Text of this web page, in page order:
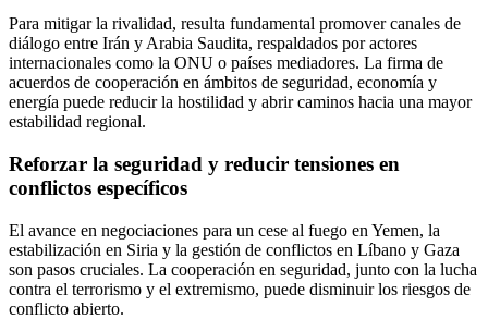
Para mitigar la rivalidad, resulta fundamental promover canales de
diálogo entre Irán y Arabia Saudita, respaldados por actores
internacionales como la ONU o países mediadores. La firma de
acuerdos de cooperación en ámbitos de seguridad, economía y
energía puede reducir la hostilidad y abrir caminos hacia una mayor
estabilidad regional.
Reforzar la seguridad y reducir tensiones en
conflictos específicos
El avance en negociaciones para un cese al fuego en Yemen, la
estabilización en Siria y la gestión de conflictos en Líbano y Gaza
son pasos cruciales. La cooperación en seguridad, junto con la lucha
contra el terrorismo y el extremismo, puede disminuir los riesgos de
conflicto abierto.